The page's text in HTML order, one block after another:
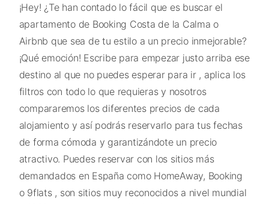
¡Hey! ¿Te han contado lo fácil que es buscar el
apartamento de Booking Costa de la Calma o
Airbnb que sea de tu estilo a un precio inmejorable?
¡Qué emoción! Escribe para empezar justo arriba ese
destino al que no puedes esperar para ir , aplica los
filtros con todo lo que requieras y nosotros
compararemos los diferentes precios de cada
alojamiento y así podrás reservarlo para tus fechas
de forma cómoda y garantizándote un precio
atractivo. Puedes reservar con los sitios más
demandados en España como HomeAway, Booking
o 9flats , son sitios muy reconocidos a nivel mundial